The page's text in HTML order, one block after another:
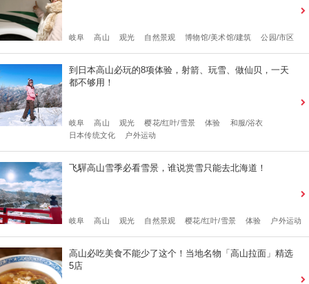
岐阜 高山 观光 自然景观 博物馆/美术馆/建筑 公园/市区
到日本高山必玩的8项体验，射箭、玩雪、做仙贝，一天
都不够用！
岐阜 高山 观光 樱花/红叶/雪景 体验
和服/浴衣
日本传统文化
户外运动
飞驒高山雪季必看雪景，谁说赏雪只能去北海道！
岐阜 高山 观光 自然景观 樱花/红叶/雪景 体验 户外运动
高山必吃美食不能少了这个！当地名物「高山拉面」精选
5店